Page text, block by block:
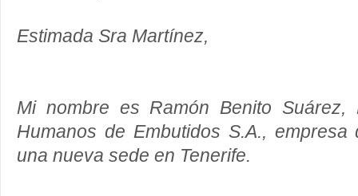
Estimada Sra Martínez,
Mi nombre es Ramón Benito Suárez,
Humanos de Embutidos S.A.,
una nueva sede en Tenerife.